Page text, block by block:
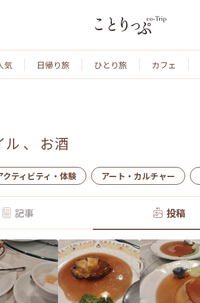
気 日帰り旅 ひとり旅 カフェ
ル 、 お酒
クティビティ・体験 アート・カルチャー
記事 投稿